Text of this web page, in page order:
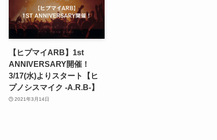
【ヒプマイARB】1st
ANNIVERSARY開催！
3/17(水)よりスタート【ヒ
プノシスマイク -A.R.B-】
2021年3月14日